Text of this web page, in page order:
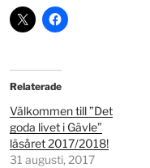
Relaterade
Välkommen till ”Det
goda livet i Gävle”
läsåret 2017/2018!
31 augusti, 2017